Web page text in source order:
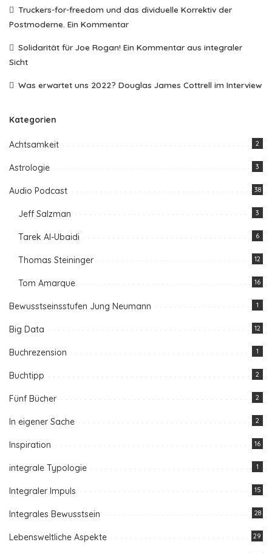
Truckers-for-freedom und das dividuelle Korrektiv der
Postmoderne. Ein Kommentar
Solidarität für Joe Rogan! Ein Kommentar aus integraler
Sicht
Was erwartet uns 2022? Douglas James Cottrell im Interview
Kategorien
Achtsamkeit 2
Astrologie 3
Audio Podcast 38
Jeff Salzman 3
Tarek Al-Ubaidi 6
Thomas Steininger 12
Tom Amarque 16
Bewusstseinsstufen Jung Neumann 1
Big Data 12
Buchrezension 1
Buchtipp 2
Fünf Bücher 2
In eigener Sache 2
Inspiration 16
integrale Typologie 1
Integraler Impuls 15
Integrales Bewusstsein 28
Lebensweltliche Aspekte 29